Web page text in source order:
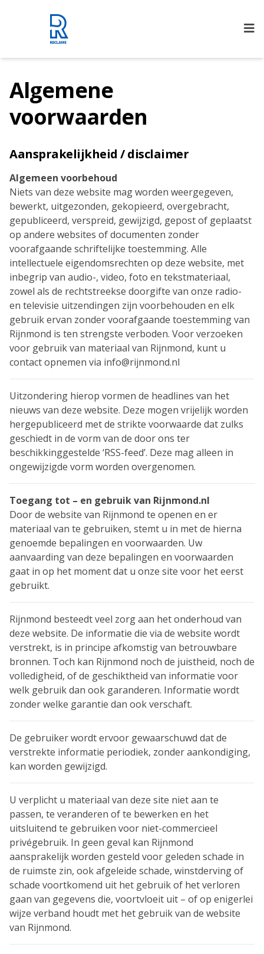
Rijnmond Reclame
Algemene
voorwaarden
Aansprakelijkheid / disclaimer
Algemeen voorbehoud
Niets van deze website mag worden weergegeven,
bewerkt, uitgezonden, gekopieerd, overgebracht,
gepubliceerd, verspreid, gewijzigd, gepost of geplaatst
op andere websites of documenten zonder
voorafgaande schriftelijke toestemming. Alle
intellectuele eigendomsrechten op deze website, met
inbegrip van audio-, video, foto en tekstmateriaal,
zowel als de rechtstreekse doorgifte van onze radio-
en televisie uitzendingen zijn voorbehouden en elk
gebruik ervan zonder voorafgaande toestemming van
Rijnmond is ten strengste verboden. Voor verzoeken
voor gebruik van materiaal van Rijnmond, kunt u
contact opnemen via info@rijnmond.nl
Uitzondering hierop vormen de headlines van het
nieuws van deze website. Deze mogen vrijelijk worden
hergepubliceerd met de strikte voorwaarde dat zulks
geschiedt in de vorm van de door ons ter
beschikkinggestelde ‘RSS-feed’. Deze mag alleen in
ongewijzigde vorm worden overgenomen.
Toegang tot – en gebruik van Rijnmond.nl
Door de website van Rijnmond te openen en er
materiaal van te gebruiken, stemt u in met de hierna
genoemde bepalingen en voorwaarden. Uw
aanvaarding van deze bepalingen en voorwaarden
gaat in op het moment dat u onze site voor het eerst
gebruikt.
Rijnmond besteedt veel zorg aan het onderhoud van
deze website. De informatie die via de website wordt
verstrekt, is in principe afkomstig van betrouwbare
bronnen. Toch kan Rijnmond noch de juistheid, noch de
volledigheid, of de geschiktheid van informatie voor
welk gebruik dan ook garanderen. Informatie wordt
zonder welke garantie dan ook verschaft.
De gebruiker wordt ervoor gewaarschuwd dat de
verstrekte informatie periodiek, zonder aankondiging,
kan worden gewijzigd.
U verplicht u materiaal van deze site niet aan te
passen, te veranderen of te bewerken en het
uitsluitend te gebruiken voor niet-commercieel
privégebruik. In geen geval kan Rijnmond
aansprakelijk worden gesteld voor geleden schade in
de ruimste zin, ook afgeleide schade, winstderving of
schade voortkomend uit het gebruik of het verloren
gaan van gegevens die, voortvloeit uit – of op enigerlei
wijze verband houdt met het gebruik van de website
van Rijnmond.